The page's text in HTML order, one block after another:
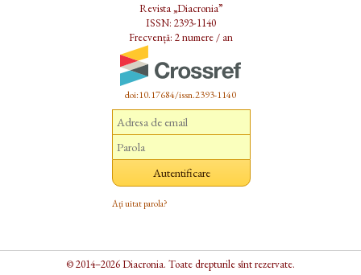
Revista „Diacronia”
ISSN: 2393-1140
Frecvență: 2 numere / an
doi:10.17684/issn.2393-1140
Ați uitat parola?
© 2014–2026 Diacronia. Toate drepturile sînt rezervate.